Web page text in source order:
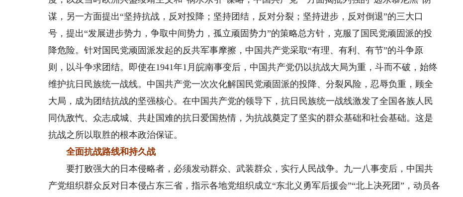
谋，另一方面提出“坚持抗战，反对投降；坚持团结，反对分裂；坚持进步，反对倒退”的三大口
号，提出“发展进步势力，争取中间势力，孤立顽固势力”的策略总方针，克服了国民党顽固派的投
降危险。针对国民党顽固派发起的反共军事摩擦，中国共产党采取“有理、有利、有节”的斗争原
则，以斗争求团结。即使在1941年1月皖南事变后，中国共产党仍以抗战大局为重，斗而不破，始终
维护抗日民族统一战线。中国共产党一次次化解国民党顽固派的投降、分裂风险，忍辱负重，顾全
大局，成为团结抗战的坚强核心。在中国共产党的领导下，抗日民族统一战线激发了全国各族人民
同仇敌忾、众志成城、共赴国难的抗日爱国热情，为抗战奠定了坚实的群众基础和社会基础。这是
抗战之所以取胜的根本政治保证。
全面抗战路线和持久战
要打败强大的日本侵略者，必须发动群众、武装群众，实行人民战争。九一八事变后，中国共
产党组织群众反对日本侵占东三省，指示各地党组织成立“东北义勇军后援会”“北上决死团”，动员各